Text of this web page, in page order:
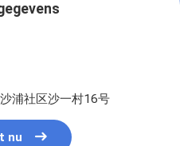
浦社区沙一村16号
nu